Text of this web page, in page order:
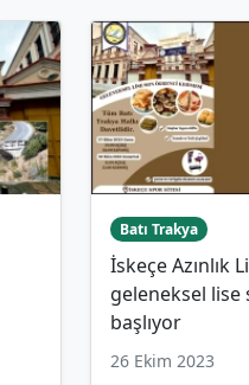
Batı Trakya
İskeçe Azınlık
geleneksel
başlıyor
26 Ekim 2023